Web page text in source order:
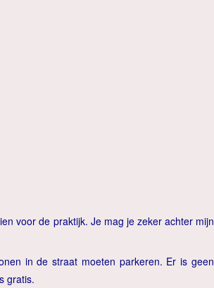
voor de praktijk. Je mag je zeker achter mijn
in de straat moeten parkeren. Er is geen
gratis.